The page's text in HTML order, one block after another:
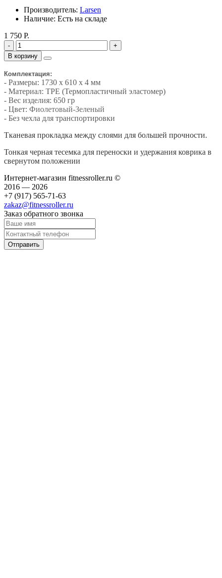
Производитель: Larsen
Наличие: Есть на складе
1 750 Р.
-
+
В корзину
Комплектация:
- Размеры: 1730 х 610 х 4 мм
- Материал: TPE (Термопластичный эластомер)
- Вес изделия: 650 гр
- Цвет: Фиолетовый-Зеленый
- Без чехла для транспортировки
Тканевая прокладка между слоями для большей прочности.
Тонкая черная тесемка для переноски и удержания коврика в
свернутом положении
Интернет-магазин fitnessroller.ru ©
2016 — 2026
+7 (917) 565-71-63
zakaz@fitnessroller.ru
Заказ обратного звонка
Отправить